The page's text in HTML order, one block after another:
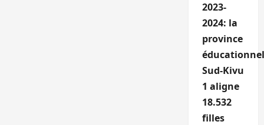
2023-
2024: la
province
Sud-Kivu
1 aligne
18.532
filles